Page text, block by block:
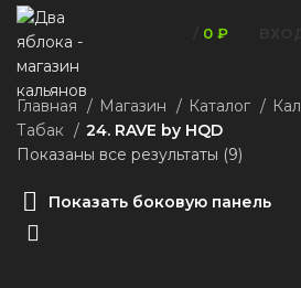
0 ₽
Главная Магазин Каталог
Табак
24. RAVE by HQD
Показаны все результаты (9)
Показать боковую панель